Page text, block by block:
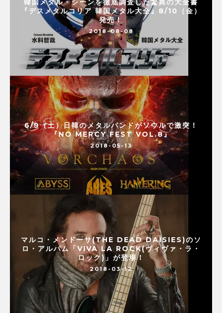
韓国メタル・シーンを徹底調査した驚異の大全書
『デスメタルコリア 韓国メタル大全』8/10（金）
発売！
2018-08-08
6/9（土）日韓のメタルバンドがソウルで激突！
『NO MERCY FEST VOL.8』
2018-05-13
マルコ・メンドーサ(THE DEAD DAISIES)のソ
ロ・アルバム「VIVA LA ROCK(ヴィヴァ・ラ・
ロック)」が登場！
2018-03-12